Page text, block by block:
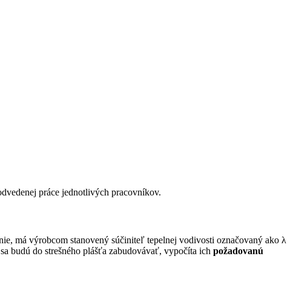
práce jednotlivých pracovníkov.
má výrobcom stanovený súčiniteľ tepelnej vodivosti označovaný ako λ
budú do strešného plášťa zabudovávať, vypočíta ich požadovanú